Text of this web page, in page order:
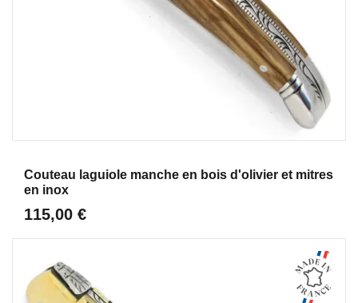
Couteau laguiole manche en bois d'olivier et mitres
en inox
115,00 €